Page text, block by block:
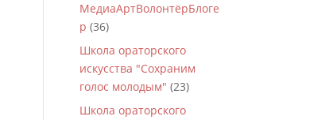
МедиаАртВолонтёрБлоге
р (36)
Школа ораторского
искусства "Сохраним
голос молодым" (23)
Школа ораторского